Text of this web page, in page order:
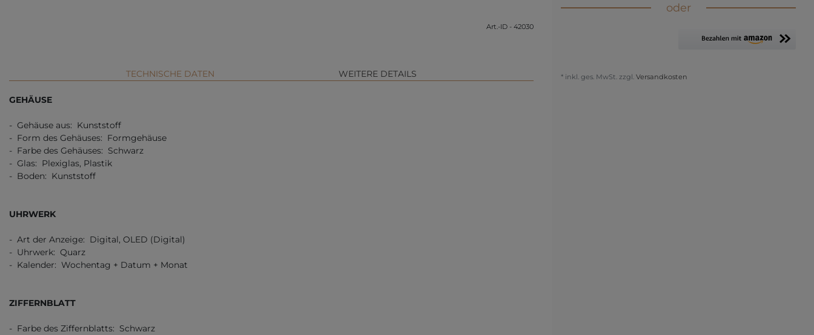
Art.-ID - 42030
TECHNISCHE DATEN WEITERE DETAILS
GEHÄUSE
- Gehäuse aus: Kunststoff
- Form des Gehäuses: Formgehäuse
- Farbe des Gehäuses: Schwarz
- Glas: Plexiglas, Plastik
- Boden: Kunststoff
UHRWERK
- Art der Anzeige: Digital, OLED (Digital)
- Uhrwerk: Quarz
- Kalender: Wochentag + Datum + Monat
ZIFFERNBLATT
- Farbe des Ziffernblatts: Schwarz
oder
* inkl. ges. MwSt. zzgl. Versandkosten